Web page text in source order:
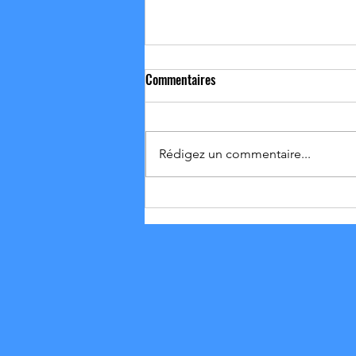
Commentaires
Rédigez un commentaire...